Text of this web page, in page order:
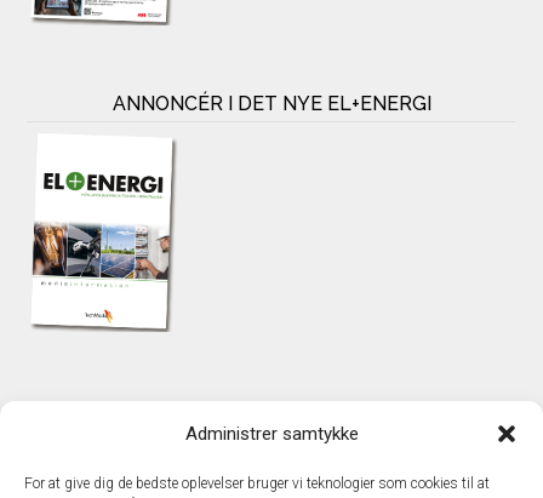
Administrer samtykke
For at give dig de bedste oplevelser bruger vi teknologier som cookies til at
ANNONCÉR I DET NYE EL+ENERGI
TechMedia A/S
DK – 2600 Glostrup